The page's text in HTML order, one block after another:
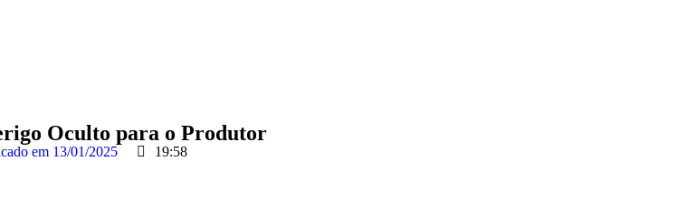
Oculto para o Produtor
em 13/01/2025 19:58